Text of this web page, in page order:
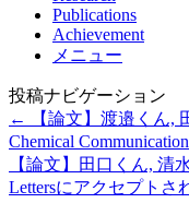
Publications
Achievement
メニュー
投稿ナビゲーション
←
【論文】渡邉くん,
Chemical
【論文】田口くん, 清
Lettersにアクセプトさ